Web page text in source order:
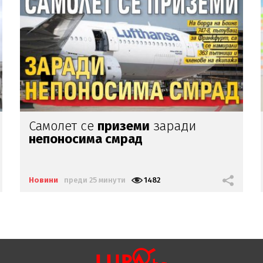
Родителите на Ангел, починал на
зъболекарския стол:
Нашето дете
е интоксикирано
Новини преди 37 минути 1219